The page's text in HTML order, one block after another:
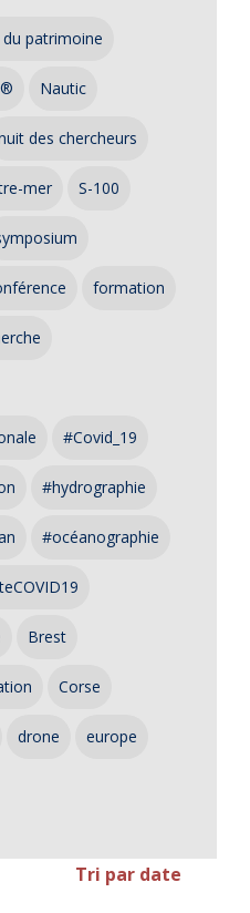
patrimoine
Nautic
des chercheurs
mer S-100
formation
#Covid_19
#hydrographie
#océanographie
Brest
Corse
drone europe
Tri par date